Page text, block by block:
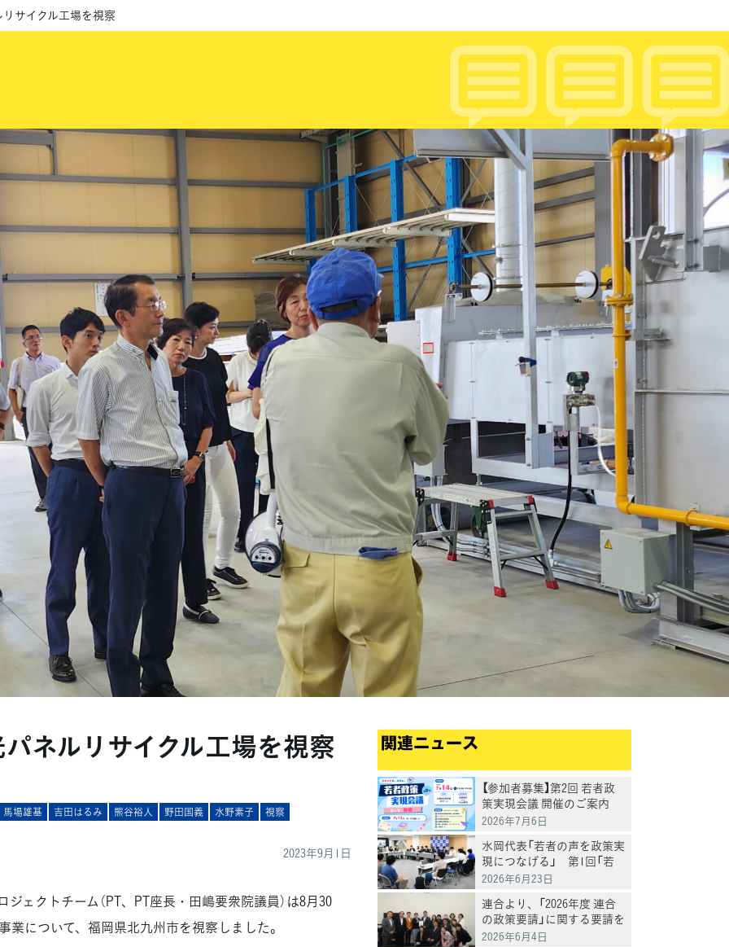
サイクル工場を視察
ネルリサイクル工場を視察
馬場雄基 吉田はるみ 熊谷裕人 野田国義 水野素子 視察
2023年9月1日
ェクトチーム（PT、PT座長・田嶋要衆院議員）は8月30
業について、福岡県北九州市を視察しました。
関連ニュース
【参加者募集】第2回 若者政
策実現会議 開催のご案内
一般のオブザーバー参加大
2026年7月6日
水岡代表「若者の声を政策実
現につなげる」 第1回「若
者政策実現会議」を開催
2026年6月23日
連合より、「2026年度 連合
の政策要請」に関する要請を
受け、意見交換
2026年6月4日